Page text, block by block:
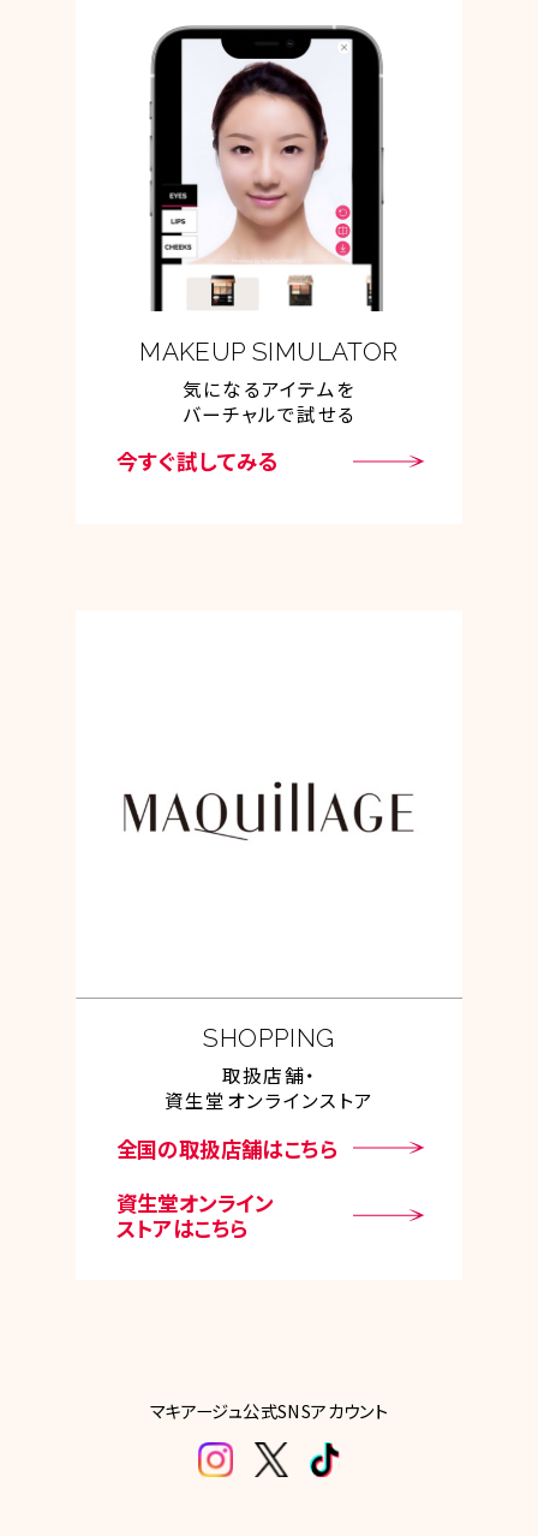
MAKEUP SIMULATOR
気になるアイテムを
バーチャルで試せる
今すぐ試してみる
SHOPPING
取扱店舗・
資生堂オンラインストア
全国の取扱店舗はこちら
資生堂オンライン
ストアはこちら
マキアージュ公式SNSアカウント